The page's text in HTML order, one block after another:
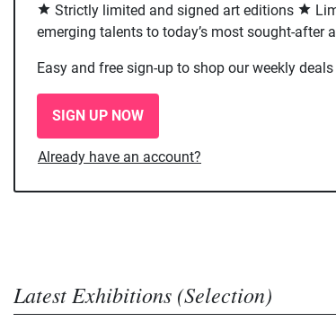
Strictly limited and signed art editions
emerging talents to today’s most sought-after
Easy and free sign-up to shop our weekly deals
SIGN UP NOW
Already have an account?
Latest Exhibitions (Selection)